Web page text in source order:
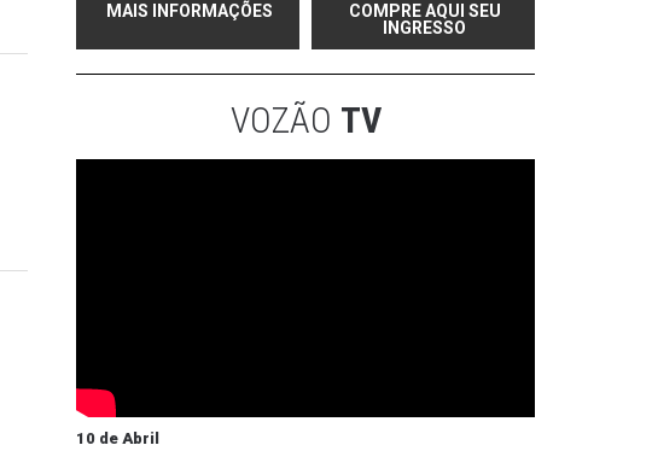
MAIS INFORMAÇÕES
COMPRE AQUI SEU
INGRESSO
VOZÃO TV
10 de Abril